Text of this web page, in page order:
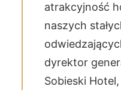
atrakcyjność
naszych
dyrektor
Sobieski